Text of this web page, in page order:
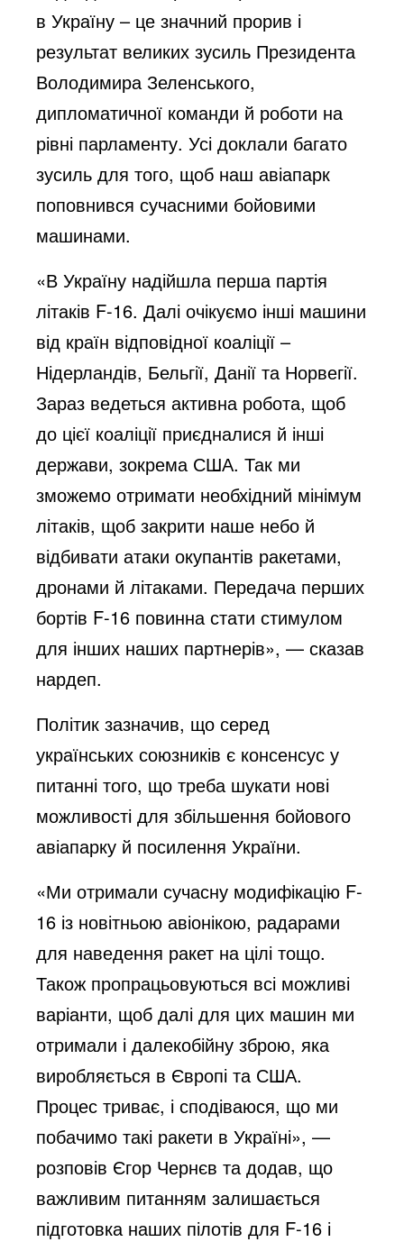
в Україну – це значний прорив і
результат великих зусиль Президента
Володимира Зеленського,
дипломатичної команди й роботи на
рівні парламенту. Усі доклали багато
зусиль для того, щоб наш авіапарк
поповнився сучасними бойовими
машинами.
«В Україну надійшла перша партія
літаків F-16. Далі очікуємо інші машини
від країн відповідної коаліції –
Нідерландів, Бельгії, Данії та Норвегії.
Зараз ведеться активна робота, щоб
до цієї коаліції приєдналися й інші
держави, зокрема США. Так ми
зможемо отримати необхідний мінімум
літаків, щоб закрити наше небо й
відбивати атаки окупантів ракетами,
дронами й літаками. Передача перших
бортів F-16 повинна стати стимулом
для інших наших партнерів», — сказав
нардеп.
Політик зазначив, що серед
українських союзників є консенсус у
питанні того, що треба шукати нові
можливості для збільшення бойового
авіапарку й посилення України.
«Ми отримали сучасну модифікацію F-
16 із новітньою авіонікою, радарами
для наведення ракет на цілі тощо.
Також пропрацьовуються всі можливі
варіанти, щоб далі для цих машин ми
отримали і далекобійну зброю, яка
виробляється в Європі та США.
Процес триває, і сподіваюся, що ми
побачимо такі ракети в Україні», —
розповів Єгор Чернєв та додав, що
важливим питанням залишається
підготовка наших пілотів для F-16 і